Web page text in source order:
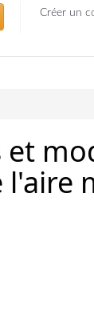
Créer un